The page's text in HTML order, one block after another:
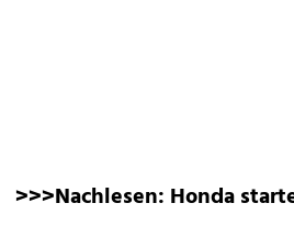
>>>Nachlesen: Honda